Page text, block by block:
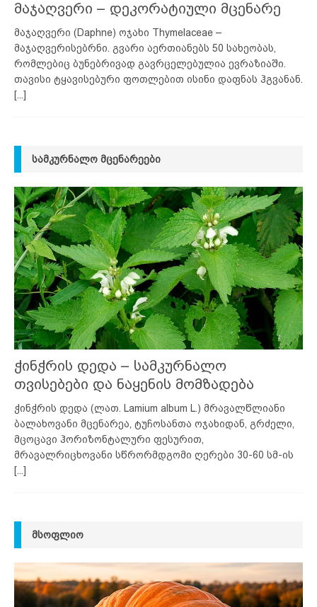
მაჯაღვერი – დეკორატიული მცენარე
მაჯაღვერი (Daphne) ოჯახი Thymelaceae –
მაჯაღვერისებრნი. გვარი აერთიანებს 50 სახეობას,
რომლებიც ბუნებრივად გავრცელებულია ევრაზიაში.
თავისი ტყავისებური ფოთლებით ისინი დაფნას ჰგვანან.
[...]
ᲡᲐᲛᲙᲣᲠᲜᲐᲚᲝ ᲛᲪᲔᲜᲐᲠᲔᲔᲑᲘ
ჭინჭრის დედა – სამკურნალო
თვისებები და ნაყენის მომზადება
ჭინჭრის დედა (ლათ. Lamium album L.) მრავალწლიანი
ბალახოვანი მცენარეა, ტუჩოსანთა ოჯახიდან, გრძელი,
მცოცავი ჰორიზონტალური ფესურით,
მრავალრიცხოვანი სწრორმდგომი ღერები 30-60 სმ-ის
[...]
ᲛᲡᲝᲤᲚᲘᲝ